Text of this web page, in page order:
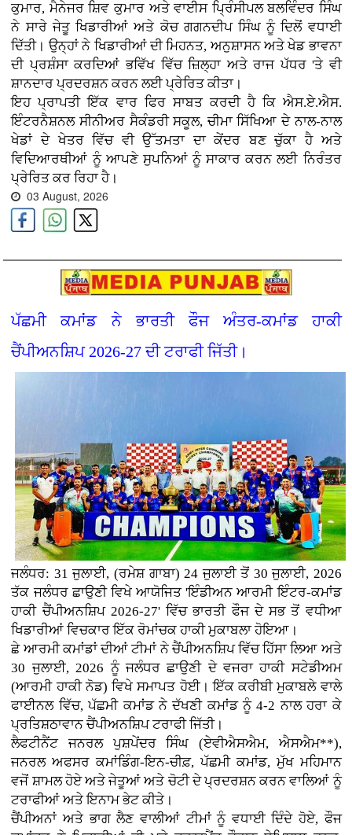
ਕੁਮਾਰ, ਮੈਨੇਜਰ ਸ਼ਿਵ ਕੁਮਾਰ ਅਤੇ ਵਾਈਸ ਪ੍ਰਿੰਸੀਪਲ ਬਲਵਿੰਦਰ ਸਿੰਘ
ਨੇ ਸਾਰੇ ਜੇਤੂ ਖਿਡਾਰੀਆਂ ਅਤੇ ਕੋਚ ਗਗਨਦੀਪ ਸਿੰਘ ਨੂੰ ਦਿਲੋਂ ਵਧਾਈ
ਦਿੱਤੀ। ਉਨ੍ਹਾਂ ਨੇ ਖਿਡਾਰੀਆਂ ਦੀ ਮਿਹਨਤ, ਅਨੁਸ਼ਾਸਨ ਅਤੇ ਖੇਡ ਭਾਵਨਾ
ਦੀ ਪ੍ਰਸ਼ੰਸਾ ਕਰਦਿਆਂ ਭਵਿੱਖ ਵਿੱਚ ਜ਼ਿਲ੍ਹਾ ਅਤੇ ਰਾਜ ਪੱਧਰ 'ਤੇ ਵੀ
ਸ਼ਾਨਦਾਰ ਪ੍ਰਦਰਸ਼ਨ ਕਰਨ ਲਈ ਪ੍ਰੇਰਿਤ ਕੀਤਾ।
ਇਹ ਪ੍ਰਾਪਤੀ ਇੱਕ ਵਾਰ ਫਿਰ ਸਾਬਤ ਕਰਦੀ ਹੈ ਕਿ ਐਸ.ਏ.ਐਸ.
ਇੰਟਰਨੈਸ਼ਨਲ ਸੀਨੀਅਰ ਸੈਕੰਡਰੀ ਸਕੂਲ, ਚੀਮਾ ਸਿੱਖਿਆ ਦੇ ਨਾਲ-ਨਾਲ
ਖੇਡਾਂ ਦੇ ਖੇਤਰ ਵਿੱਚ ਵੀ ਉੱਤਮਤਾ ਦਾ ਕੇਂਦਰ ਬਣ ਚੁੱਕਾ ਹੈ ਅਤੇ
ਵਿਦਿਆਰਥੀਆਂ ਨੂੰ ਆਪਣੇ ਸੁਪਨਿਆਂ ਨੂੰ ਸਾਕਾਰ ਕਰਨ ਲਈ ਨਿਰੰਤਰ
ਪ੍ਰੇਰਿਤ ਕਰ ਰਿਹਾ ਹੈ।
03 August, 2026
ਪੱਛਮੀ ਕਮਾਂਡ ਨੇ ਭਾਰਤੀ ਫੌਜ ਅੰਤਰ-ਕਮਾਂਡ ਹਾਕੀ
ਚੈਂਪੀਅਨਸ਼ਿਪ 2026-27 ਦੀ ਟਰਾਫੀ ਜਿੱਤੀ।
ਜਲੰਧਰ: 31 ਜੁਲਾਈ, (ਰਮੇਸ਼ ਗਾਬਾ) 24 ਜੁਲਾਈ ਤੋਂ 30 ਜੁਲਾਈ, 2026
ਤੱਕ ਜਲੰਧਰ ਛਾਉਣੀ ਵਿਖੇ ਆਯੋਜਿਤ 'ਇੰਡੀਅਨ ਆਰਮੀ ਇੰਟਰ-ਕਮਾਂਡ
ਹਾਕੀ ਚੈਂਪੀਅਨਸ਼ਿਪ 2026-27' ਵਿੱਚ ਭਾਰਤੀ ਫੌਜ ਦੇ ਸਭ ਤੋਂ ਵਧੀਆ
ਖਿਡਾਰੀਆਂ ਵਿਚਕਾਰ ਇੱਕ ਰੋਮਾਂਚਕ ਹਾਕੀ ਮੁਕਾਬਲਾ ਹੋਇਆ।
ਛੇ ਆਰਮੀ ਕਮਾਂਡਾਂ ਦੀਆਂ ਟੀਮਾਂ ਨੇ ਚੈਂਪੀਅਨਸ਼ਿਪ ਵਿੱਚ ਹਿੱਸਾ ਲਿਆ ਅਤੇ
30 ਜੁਲਾਈ, 2026 ਨੂੰ ਜਲੰਧਰ ਛਾਉਣੀ ਦੇ ਵਜਰਾ ਹਾਕੀ ਸਟੇਡੀਅਮ
(ਆਰਮੀ ਹਾਕੀ ਨੋਡ) ਵਿਖੇ ਸਮਾਪਤ ਹੋਈ। ਇੱਕ ਕਰੀਬੀ ਮੁਕਾਬਲੇ ਵਾਲੇ
ਫਾਈਨਲ ਵਿੱਚ, ਪੱਛਮੀ ਕਮਾਂਡ ਨੇ ਦੱਖਣੀ ਕਮਾਂਡ ਨੂੰ 4-2 ਨਾਲ ਹਰਾ ਕੇ
ਪ੍ਰਤਿਸ਼ਠਾਵਾਨ ਚੈਂਪੀਅਨਸ਼ਿਪ ਟਰਾਫੀ ਜਿੱਤੀ।
ਲੈਫਟੀਨੈਂਟ ਜਨਰਲ ਪੁਸ਼ਪੇਂਦਰ ਸਿੰਘ (ਏਵੀਐਸਐਮ, ਐਸਐਮ**),
ਜਨਰਲ ਅਫਸਰ ਕਮਾਂਡਿੰਗ-ਇਨ-ਚੀਫ਼, ਪੱਛਮੀ ਕਮਾਂਡ, ਮੁੱਖ ਮਹਿਮਾਨ
ਵਜੋਂ ਸ਼ਾਮਲ ਹੋਏ ਅਤੇ ਜੇਤੂਆਂ ਅਤੇ ਚੋਟੀ ਦੇ ਪ੍ਰਦਰਸ਼ਨ ਕਰਨ ਵਾਲਿਆਂ ਨੂੰ
ਟਰਾਫੀਆਂ ਅਤੇ ਇਨਾਮ ਭੇਟ ਕੀਤੇ।
ਚੈਂਪੀਅਨਾਂ ਅਤੇ ਭਾਗ ਲੈਣ ਵਾਲੀਆਂ ਟੀਮਾਂ ਨੂੰ ਵਧਾਈ ਦਿੰਦੇ ਹੋਏ, ਫੌਜ